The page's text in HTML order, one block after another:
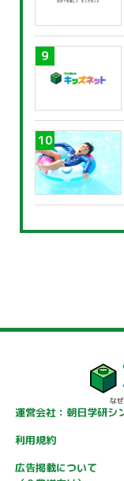
運営会社：朝日学研シ
利用規約
広告掲載について